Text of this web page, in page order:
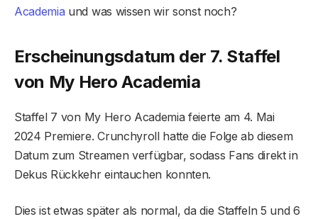
Academia und was wissen wir sonst noch?
Erscheinungsdatum der 7. Staffel
von My Hero Academia
Staffel 7 von My Hero Academia feierte am 4. Mai
2024 Premiere. Crunchyroll hatte die Folge ab diesem
Datum zum Streamen verfügbar, sodass Fans direkt in
Dekus Rückkehr eintauchen konnten.
Dies ist etwas später als normal, da die Staffeln 5 und 6